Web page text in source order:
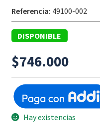
Referencia: 49100-002
DISPONIBLE
$746.000
Hay existencias